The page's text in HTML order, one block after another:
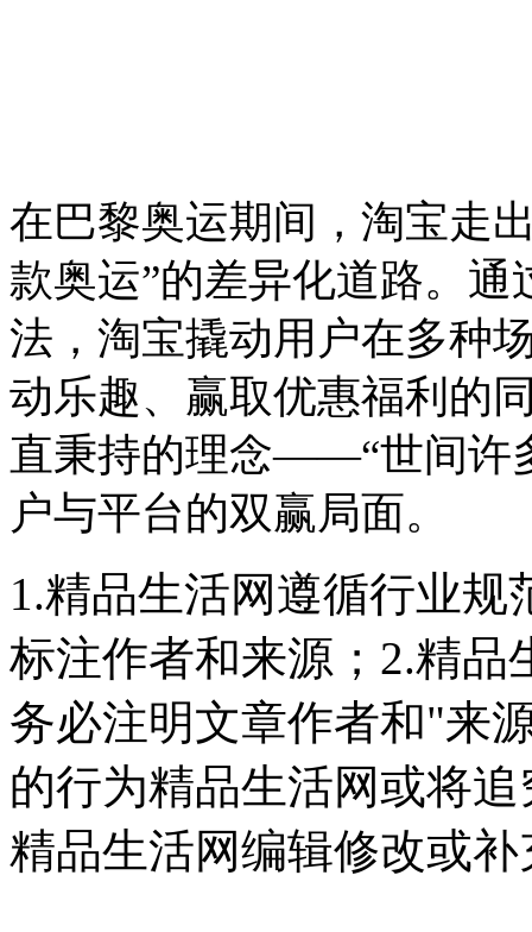
在巴黎奥运期间， 淘宝走
款奥运”的差异化道路。 通
法， 淘宝撬动用户在多种
动乐趣、赢取优惠福利的
直秉持的理念——“世间许
户与平台的双赢局面。
1.精品生活网遵循行业
标注作者和来源；2.精品
务必注明文章作者和"来
的行为精品生活网或将
精品生活网编辑修改或补